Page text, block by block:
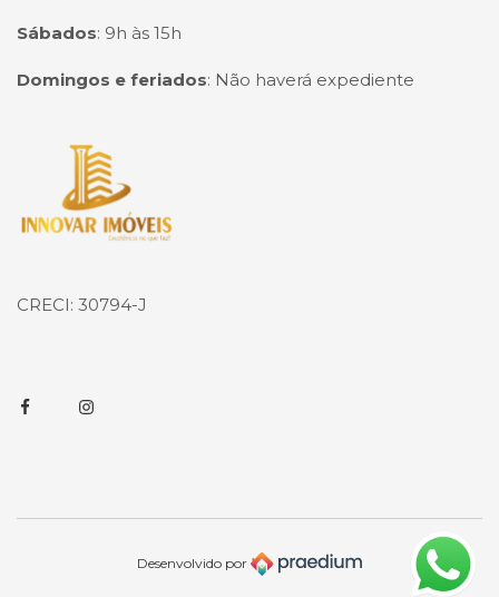
Sábados: 9h às 15h
Domingos e feriados: Não haverá expediente
Página inicial
CRECI: 30794-J
FacebookInstagram
Desenvolvido por